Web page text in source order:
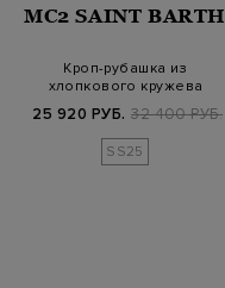
MC2 SAINT BARTH
Кроп-рубашка из
хлопкового кружева
25 920 РУБ. 32 400 РУБ.
SS25